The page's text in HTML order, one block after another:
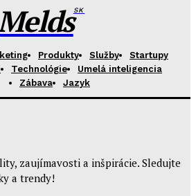
SK
Produkty Služby
Startupy
Technológie
Umelá inteligencia
Zábava
Jazyk
zaujímavosti a inšpirácie. Sledujte
a trendy!